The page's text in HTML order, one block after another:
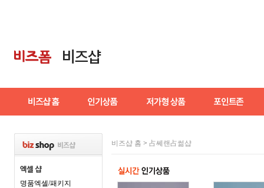
명품엑셀/패키지
비즈샵 홈 > 占쎄랜占썲샵